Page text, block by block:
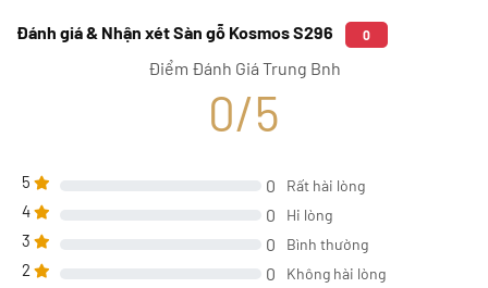
Đánh giá & Nhận xét Sàn gỗ Kosmos S296 0
Điểm Đánh Giá Trung Bnh
0/5
5 0 Rất hài lòng
4 0 Hi lòng
3 0 Bình thường
2 0 Không hài lòng